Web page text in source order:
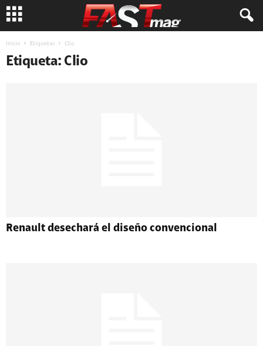
Inicio Etiquetas Clio
Etiqueta: Clio
Renault desechará el diseño convencional